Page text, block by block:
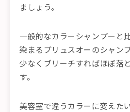
ましょう。
一般的なカラーシャンプーと
染まるプリュスオーのシャン
少なくブリーチすればほぼ落
す。
美容室で違うカラーに変えた